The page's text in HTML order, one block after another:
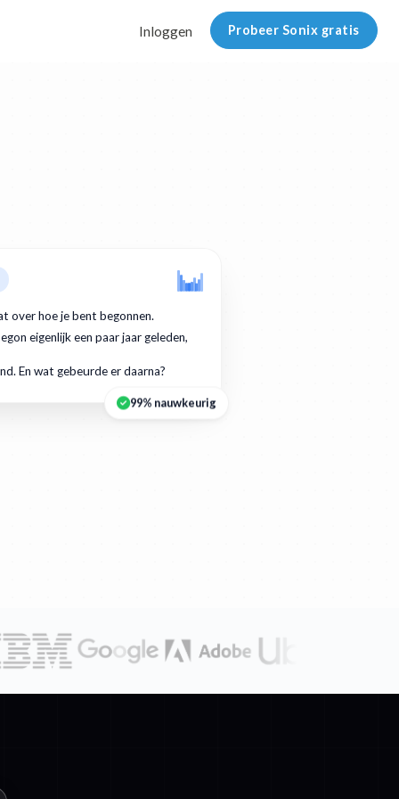
Inloggen Probeer Sonix gratis
over hoe je bent begonnen.
eigenlijk een paar jaar geleden,
En wat gebeurde er daarna?
99% nauwkeurig